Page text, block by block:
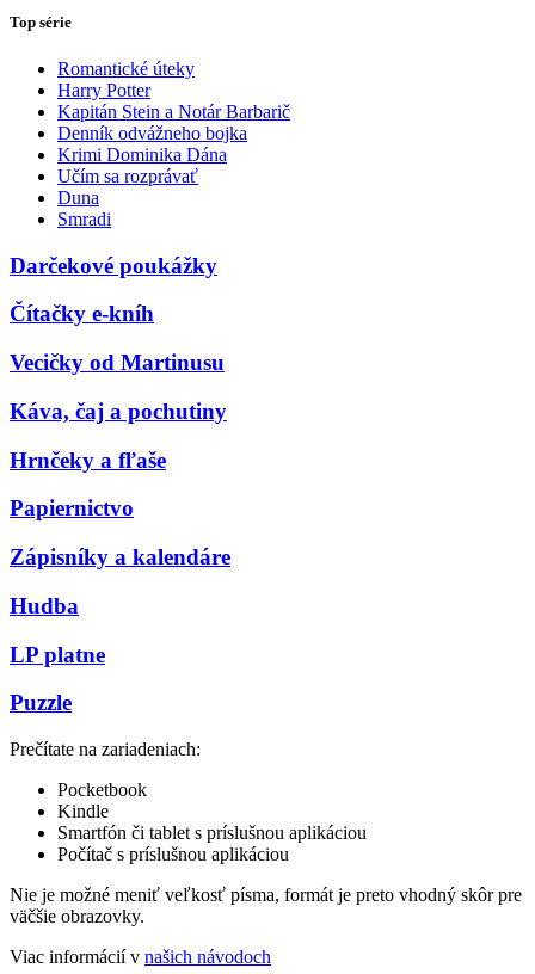
Top série
Romantické úteky
Harry Potter
Kapitán Stein a Notár Barbarič
Denník odvážneho bojka
Krimi Dominika Dána
Učím sa rozprávať
Duna
Smradi
Darčekové poukážky
Čítačky e-kníh
Vecičky od Martinusu
Káva, čaj a pochutiny
Hrnčeky a fľaše
Papiernictvo
Zápisníky a kalendáre
Hudba
LP platne
Puzzle
Prečítate na zariadeniach:
Pocketbook
Kindle
Smartfón či tablet s príslušnou aplikáciou
Počítač s príslušnou aplikáciou
Nie je možné meniť veľkosť písma, formát je preto vhodný skôr pre
väčšie obrazovky.
Viac informácií v našich návodoch